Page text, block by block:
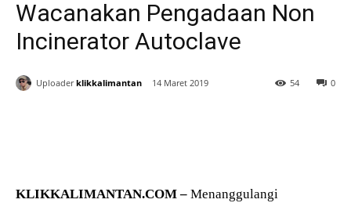
Wacanakan Pengadaan Non
Incinerator Autoclave
Uploader klikkalimantan 14 Maret 2019 0
54
KLIKKALIMANTAN.COM – Menanggulangi